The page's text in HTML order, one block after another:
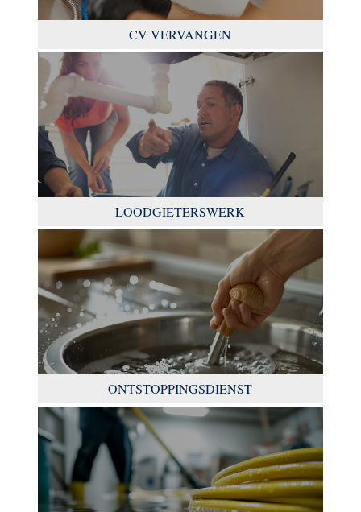
CV VERVANGEN
LOODGIETERSWERK
ONTSTOPPINGSDIENST